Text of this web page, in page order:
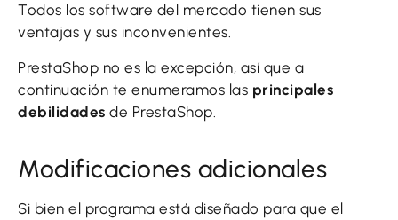
Todos los software del mercado tienen sus
ventajas y sus inconvenientes.
PrestaShop no es la excepción, así que a
continuación te enumeramos las principales
debilidades de PrestaShop.
Modificaciones adicionales
Si bien el programa está diseñado para que el